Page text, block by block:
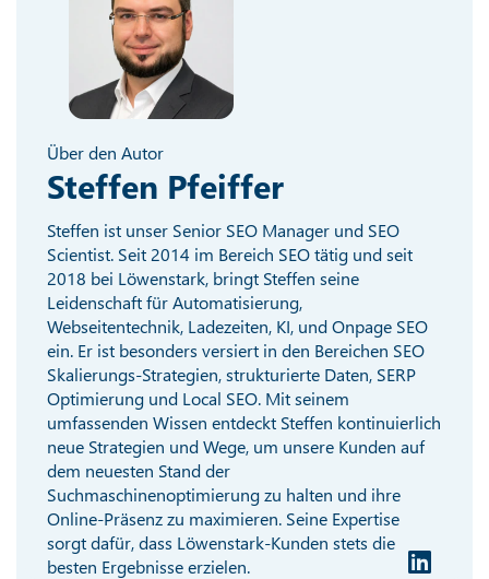
Über den Autor
Steffen Pfeiffer
Steffen ist unser Senior SEO Manager und SEO
Scientist. Seit 2014 im Bereich SEO tätig und seit
2018 bei Löwenstark, bringt Steffen seine
Leidenschaft für Automatisierung,
Webseitentechnik, Ladezeiten, KI, und Onpage SEO
ein. Er ist besonders versiert in den Bereichen SEO
Skalierungs-Strategien, strukturierte Daten, SERP
Optimierung und Local SEO. Mit seinem
umfassenden Wissen entdeckt Steffen kontinuierlich
neue Strategien und Wege, um unsere Kunden auf
dem neuesten Stand der
Suchmaschinenoptimierung zu halten und ihre
Online-Präsenz zu maximieren. Seine Expertise
sorgt dafür, dass Löwenstark-Kunden stets die
besten Ergebnisse erzielen.